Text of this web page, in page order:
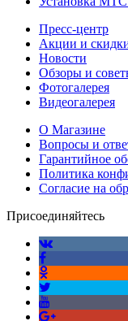
Пресс-центр
Акции и
Новости
Обзоры и
Фотогалерея
Видеогалерея
О Магазине
Вопросы и
Гарантийное
Политика
Согласие на
Присоединяйтесь